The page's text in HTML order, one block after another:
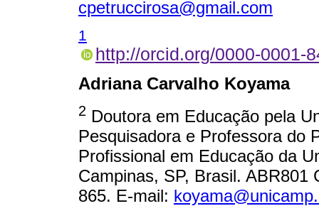
cpetruccirosa@gmail.com
1
http://orcid.org/0000-0001-
Adriana Carvalho Koyama
2 Doutora em Educação pela
Pesquisadora e Professora do
Profissional em Educação da
Campinas, SP, Brasil. ABR801
865. E-mail: